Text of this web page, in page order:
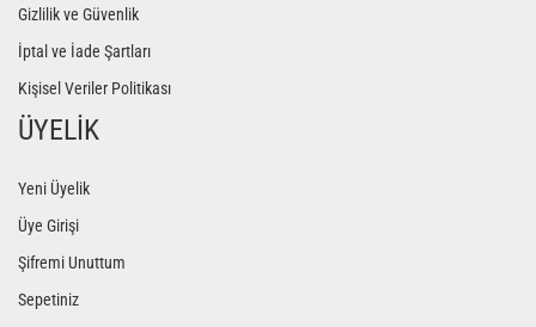
Gizlilik ve Güvenlik
İptal ve İade Şartları
Kişisel Veriler Politikası
ÜYELİK
Yeni Üyelik
Üye Girişi
Şifremi Unuttum
Sepetiniz